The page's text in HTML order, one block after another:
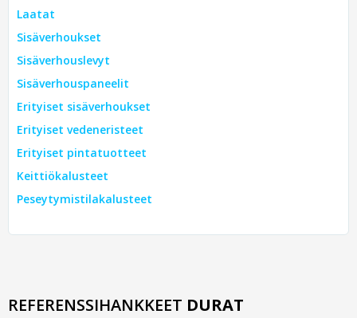
Laatat
Sisäverhoukset
Sisäverhouslevyt
Sisäverhouspaneelit
Erityiset sisäverhoukset
Erityiset vedeneristeet
Erityiset pintatuotteet
Keittiökalusteet
Peseytymistilakalusteet
REFERENSSIHANKKEET DURAT